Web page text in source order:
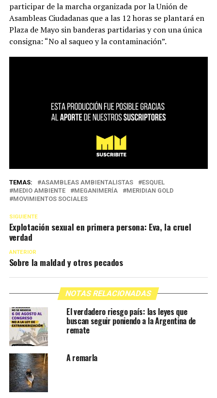
participar de la marcha organizada por la Unión de
Asambleas Ciudadanas que a las 12 horas se plantará en
Plaza de Mayo sin banderas partidarias y con una única
consigna: “No al saqueo y la contaminación”.
TEMAS: ASAMBLEAS AMBIENTALISTAS
ESQUEL
MEDIO AMBIENTE
MEGANIMERÍA
MERIDIAN GOLD
MOVIMIENTOS SOCIALES
SIGUIENTE
Explotación sexual en primera persona: Eva, la cruel
verdad
ANTERIOR
Sobre la maldad y otros pecados
NOTAS RELACIONADAS
El verdadero riesgo país: las leyes que
buscan seguir poniendo a la Argentina de
remate
A remarla